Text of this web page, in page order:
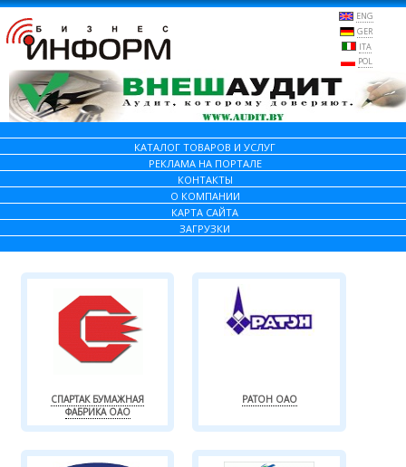
ENG
GER
ITA
POL
КАТАЛОГ ТОВАРОВ И УСЛУГ
РЕКЛАМА НА ПОРТАЛЕ
КОНТАКТЫ
О КОМПАНИИ
КАРТА САЙТА
ЗАГРУЗКИ
СПАРТАК БУМАЖНАЯ
ФАБРИКА ОАО
РАТОН ОАО